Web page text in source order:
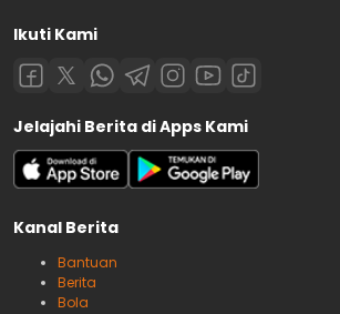
Ikuti Kami
Jelajahi Berita di Apps Kami
Kanal Berita
Bantuan
Berita
Bola